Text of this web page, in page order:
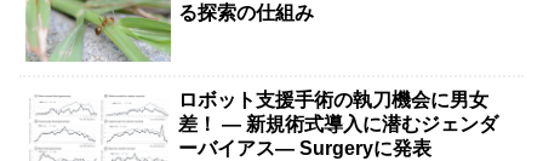
る探索の仕組み
ロボット支援手術の執刀機会に男女
差！ — 新規術式導入に潜むジェンダ
ーバイアス— Surgeryに発表